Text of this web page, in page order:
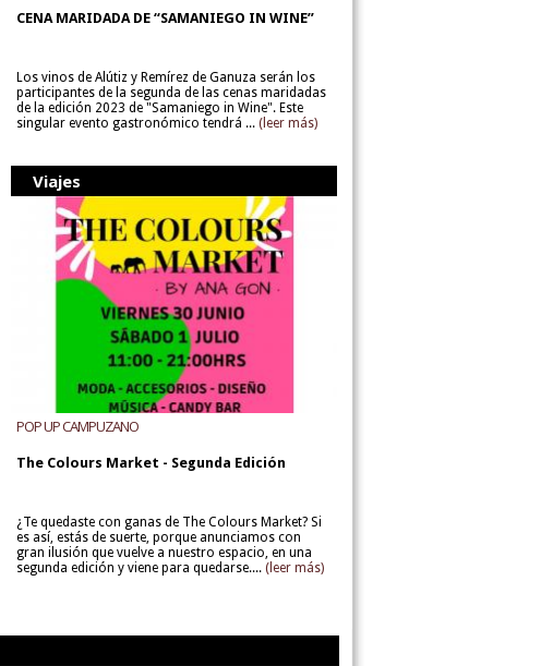
CENA MARIDADA DE “SAMANIEGO IN WINE”
Los vinos de Alútiz y Remírez de Ganuza serán los
participantes de la segunda de las cenas maridadas
de la edición 2023 de "Samaniego in Wine". Este
singular evento gastronómico tendrá ... (leer más)
Viajes
POP UP CAMPUZANO
The Colours Market - Segunda Edición
¿Te quedaste con ganas de The Colours Market? Si
es así, estás de suerte, porque anunciamos con
gran ilusión que vuelve a nuestro espacio, en una
segunda edición y viene para quedarse.... (leer más)